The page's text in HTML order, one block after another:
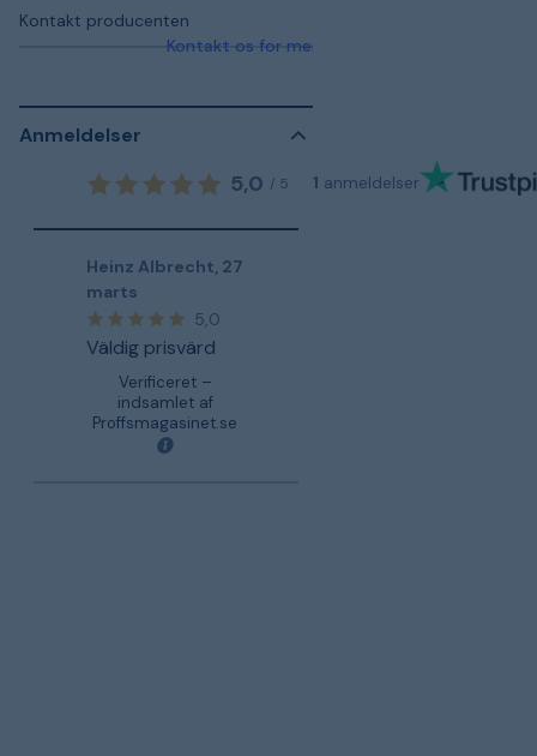
Kontakt producenten
Kontakt os for mere information
Anmeldelser
5,0 / 5 1 anmeldelser
Heinz Albrecht 27
marts
5,0
Väldig prisvärd
Verificeret –
indsamlet af
Proffsmagasinet.se